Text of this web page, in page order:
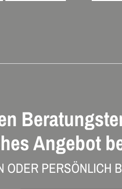
Angebot
ODER PERSÖNLICH